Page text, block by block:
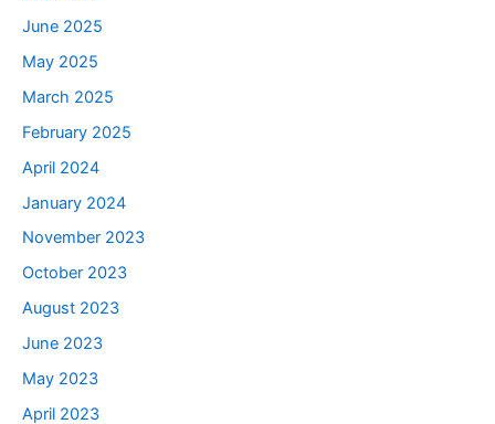
June 2025
May 2025
March 2025
February 2025
April 2024
January 2024
November 2023
October 2023
August 2023
June 2023
May 2023
April 2023